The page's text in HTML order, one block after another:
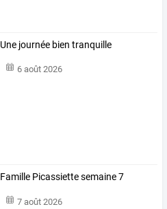
Une journée bien tranquille
6 août 2026
Famille Picassiette semaine 7
7 août 2026